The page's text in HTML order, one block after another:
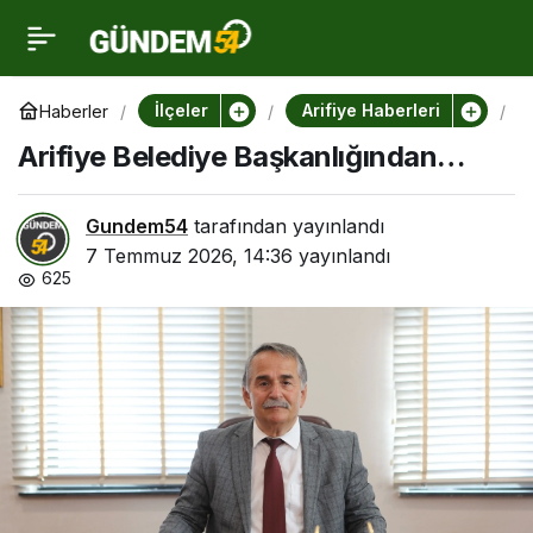
Haberler İlçeler Arifiye Haberleri
e
d
i
y
e
B
a
ş
k
a
Arifiye Belediye Başkanlığından…
Gundem54 tarafından yayınlandı
7 Temmuz 2026, 14:36 yayınlandı
625
Arifiye Belediye
Başkanlığından…